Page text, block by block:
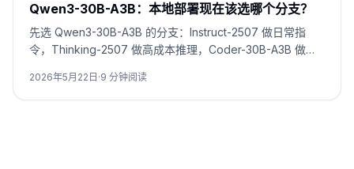
Qwen3-30B-A3B：本地部署现在该选哪个分支？
先选 Qwen3-30B-A3B 的分支：Instruct-2507 做日常指
令，Thinking-2507 做高成本推理，Coder-30B-A3B 做仓
2026年5月22日 ·9 分钟阅读